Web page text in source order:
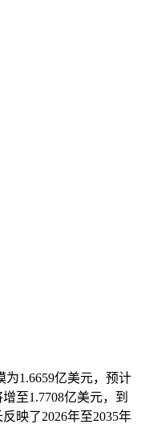
为1.6659亿美元，预计
至1.7708亿美元，到
映了2026年至2035年